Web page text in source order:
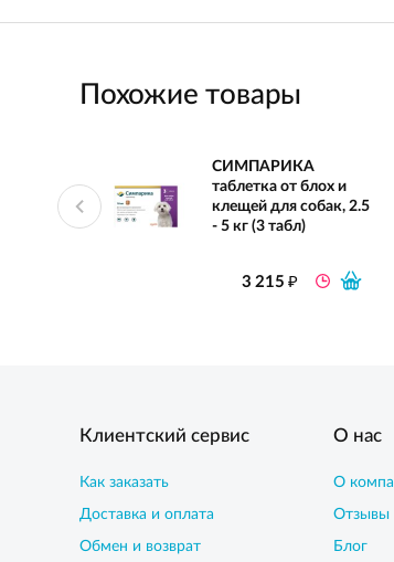
Похожие товары
СИМПАРИКА
таблетка от блох и
клещей для собак, 2.5
- 5 кг (3 табл)
3 215₽
Клиентский сервис
Как заказать
Доставка и оплата
Обмен и возврат
О нас
О
Отзывы
Блог